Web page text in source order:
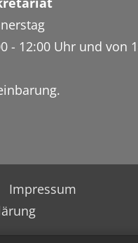
- 12:00 Uhr und von
Impressum